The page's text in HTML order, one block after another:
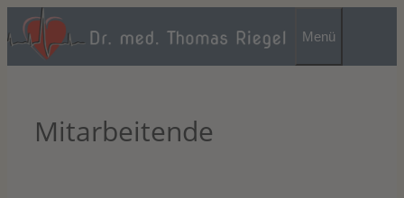
Zum
Inhalt
springen
Menü
Mitarbeitende